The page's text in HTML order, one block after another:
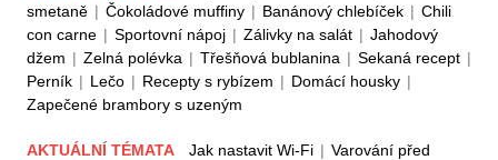
smetaně | Čokoládové muffiny | Banánový chlebíček | Chili
con carne | Sportovní nápoj | Zálivky na salát | Jahodový
džem | Zelná polévka | Třešňová bublanina | Sekaná recept |
Perník | Lečo | Recepty s rybízem | Domácí housky |
Zapečené brambory s uzeným
AKTUÁLNÍ TÉMATA Jak nastavit Wi-Fi | Varování před